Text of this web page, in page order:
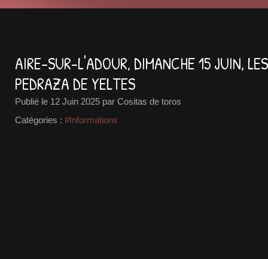
AIRE-SUR-L'ADOUR, DIMANCHE 15 JUIN,
PEDRAZA DE YELTES
Publié le 12 Juin 2025 par Cositas de toros
Catégories : #Informations